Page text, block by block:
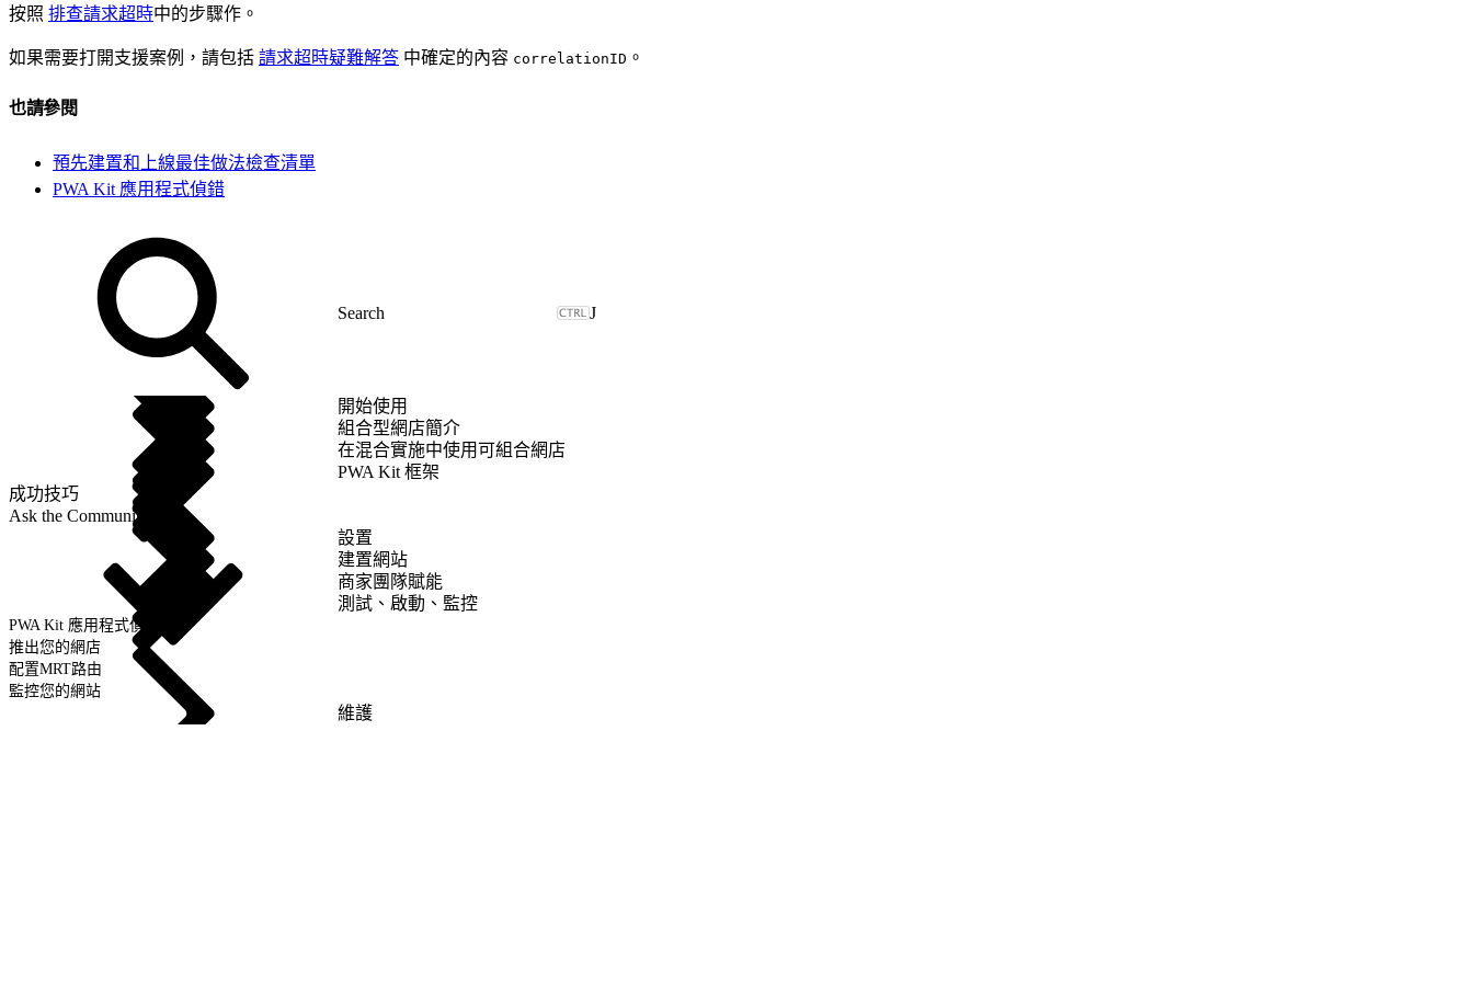
按照 排查請求超時中的步驟作。
如果需要打開支援案例，請包括 請求超時疑難解答 中確定的內容 correlationID 。
也請參閱
預先建置和上線最佳做法檢查清單
PWA Kit 應用程式偵錯
J
開始使用
組合型網店簡介
在混合實施中使用可組合網店
PWA Kit 框架
成功技巧
Ask the Community
設置
建置網站
商家團隊賦能
測試、啟動、監控
PWA Kit 應用程式偵錯
推出您的網店
配置MRT路由
監控您的網站
維護